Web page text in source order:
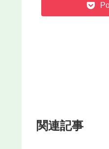
関連記事